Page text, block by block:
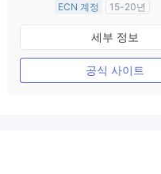
ECN 계정
15-20년
영국 규제
외환 거래 라이선스 (MM)
마스터 레이블 MT4
세부 정보
공식 사이트